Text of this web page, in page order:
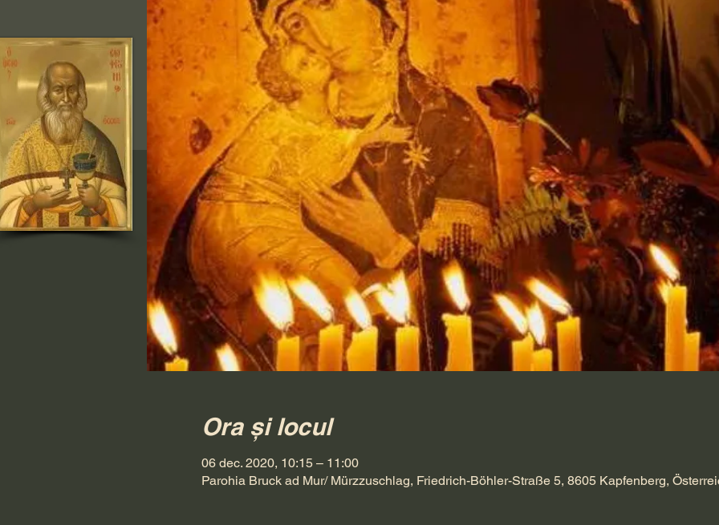
Ora și locul
06 dec. 2020, 10:15 – 11:00
Parohia Bruck ad Mur/ Mürzzuschlag, Friedrich-Böhler-Straße 5, 8605 Kapfenberg,